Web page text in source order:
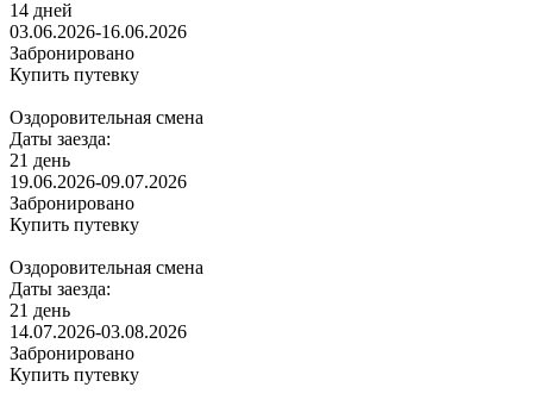
14 дней
03.06.2026-16.06.2026
Забронировано
Купить путевку
Оздоровительная смена
Даты заезда:
21 день
19.06.2026-09.07.2026
Забронировано
Купить путевку
Оздоровительная смена
Даты заезда:
21 день
14.07.2026-03.08.2026
Забронировано
Купить путевку